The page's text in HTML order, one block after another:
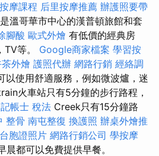
摩課程 后里按摩推薦 辦護照要帶
溫哥華市中心的漢普頓旅館和套
腳酸 歐式外燴 有低價的經典房
等。 Google商家檔案 學習按
外燴 護照代辦 網路行銷 經絡調
以使用舒適服務，例如微波爐，迷
火車站只有5分鐘的步行路程，
記帳士 稅法 Creek只有15分鐘路
整骨 南屯整復 換護照 辦桌外燴推
台胞證照片 網路行銷公司 學按摩
都可以免費提供早餐。